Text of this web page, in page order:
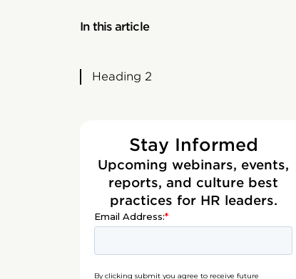
In this article
Heading 2
Stay Informed
Upcoming webinars, events,
reports, and culture best
practices for HR leaders.